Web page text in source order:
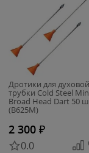
Дротики для духовой
трубки Cold Steel
Broad Head Dart 50
(B625M)
2 300 ₽
0.0